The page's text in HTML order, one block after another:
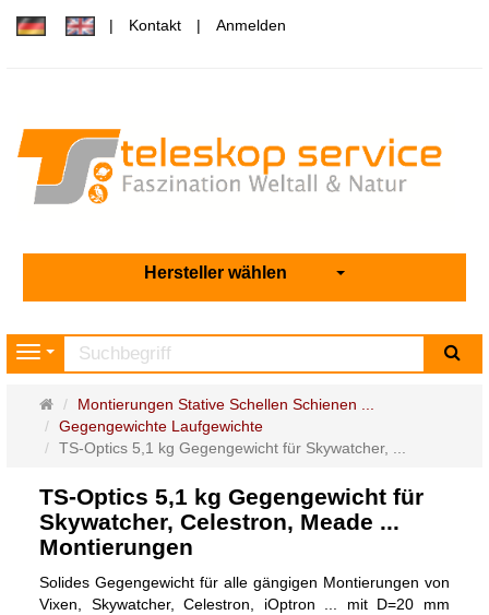
Kontakt Anmelden
Hersteller wählen
Navigation
Startseite
Montierungen Stative Schellen Schienen ...
Gegengewichte Laufgewichte
TS-Optics 5,1 kg Gegengewicht für Skywatcher, ...
TS-Optics 5,1 kg Gegengewicht für
Skywatcher, Celestron, Meade ...
Montierungen
Solides Gegengewicht für alle gängigen Montierungen von
Vixen, Skywatcher, Celestron, iOptron ... mit D=20 mm